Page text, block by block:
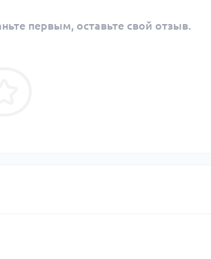
первым, оставьте свой отзыв.